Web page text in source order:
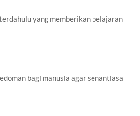
yang memberikan pelajaran
bagi manusia agar senantiasa